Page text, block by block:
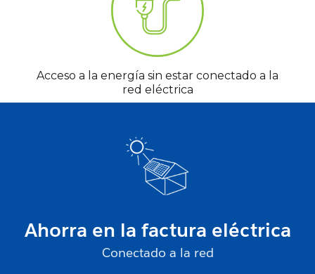
Acceso a la energía sin estar conectado a la
red eléctrica
Ahorra en la factura eléctrica
Conectado a la red